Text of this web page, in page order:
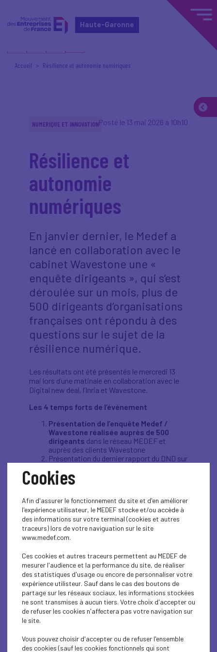
Haute-Garonne
Accueil Résilience et autonomie numériques
Posté le 13 mai 2026 à 10h10
NUMÉRIQUE ET INNOVATION
Résilience et
autonomie
numériques
En janvier dernier, le Medef a
lancé en collaboration avec le
cabinet Wavestone une «
enquête dirigeants », qui s’est
déroulée sur un mois, plus de
500 dirigeants d’organisations
françaises ont répondu à des
questions sur le sujet de la
résilience numérique.
Les résultats ont été présentés le mercredi 13
mai lors d’une matinale en collaboration avec le
Digital new deal, l’Inria et Wavestone.
Les 4 temps forts de l’événement
Présentation de l’enquête Medef /
Wavestone réalisée auprès de 500
dirigeants dans le réseau MEDEF et
auprès des clients Wavestone
Présentation du dernier rapport du DND sur
d’IA"IA : Économie mondiale des
dépendances (indice de résilience de l’IA
Présentation de l’indice de résilience
numérique : aDRI - Indice de Résilience
Numérique (Association for Digital
Resilience Initiative )
Lancement de
Les enseignements de l’enquête Medef /
Wavestone
La dépendance technologique n’est
plus d’expert. Les entreprises identifient
désormais clairement leurs vulnérabilités
sur l’ensemble de la chaîne de valeur
clivant» :une entreprise sur deux (48
%) déclare avoir déjà engagé des
Cookies
Afin d'assurer le fonctionnement du site et d'en améliorer
l'expérience utilisateur, le MEDEF stocke et/ou accède à
des informations sur votre terminal (cookies et autres
traceurs) lors de votre naviguation sur le site
www.medef.com.
Ces cookies et autres traceurs permettent au MEDEF de
mesurer l'audience et la performance du site, de réaliser
des statistiques d'usage ou encore de personnaliser votre
expérience utilisteur. Sauf dans le cas des boutons de
partage sur les réseaux sociaux, les informations stockées
ne sont transmises à aucun tiers. Votre choix d'accepter ou
de refuser les cookies n'affectera pas votre navigation sur
le site.
Vous pouvez choisir d'accepter ou de refuser l'ensemble
des cookies (sauf les cookies fonctionnels qui sont